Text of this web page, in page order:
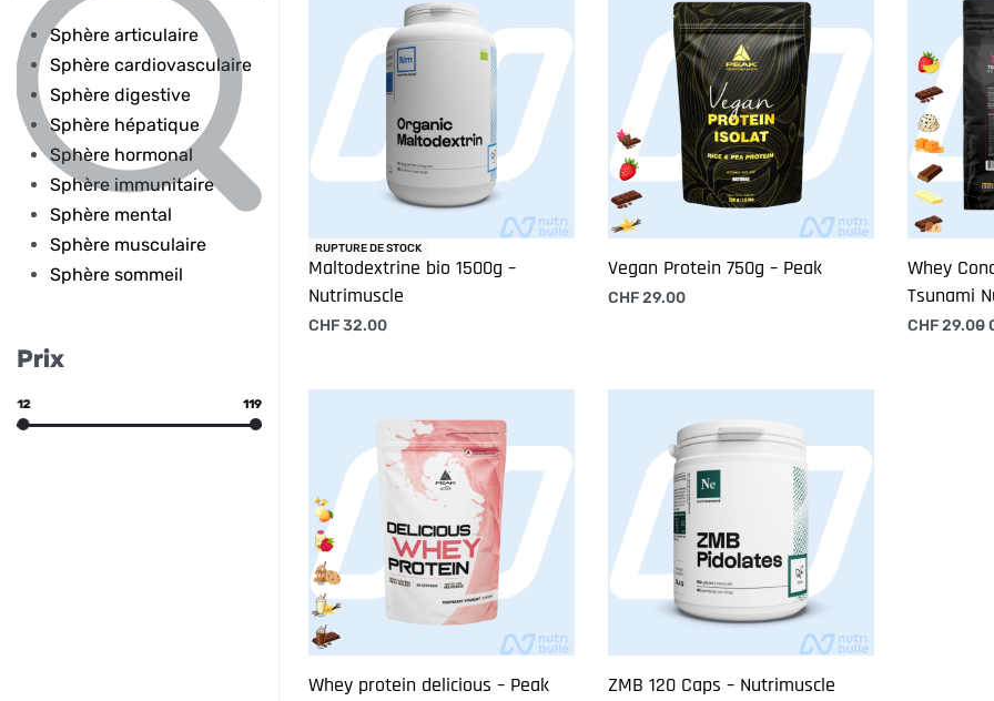
Sphère articulaire
Sphère cardiovasculaire
Sphère digestive
Sphère hépatique
Sphère hormonal
Sphère immunitaire
Sphère mental
Sphère musculaire
Sphère sommeil
Prix
12 119
RUPTURE DE STOCK
Maltodextrine bio 1500g –
Nutrimuscle
CHF32.00
Vegan Protein 750g – Peak
CHF29.00
Whey
Tsunami
CHF29.00
Whey protein delicious – Peak ZMB 120 Caps – Nutrimuscle